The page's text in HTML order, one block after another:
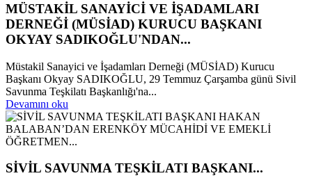
MÜSTAKİL SANAYİCİ VE İŞADAMLARI
DERNEĞİ (MÜSİAD) KURUCU BAŞKANI
OKYAY SADIKOĞLU'NDAN...
Müstakil Sanayici ve İşadamları Derneği (MÜSİAD) Kurucu
Başkanı Okyay SADIKOĞLU, 29 Temmuz Çarşamba günü Sivil
Savunma Teşkilatı Başkanlığı'na...
Devamını oku
SİVİL SAVUNMA TEŞKİLATI BAŞKANI...